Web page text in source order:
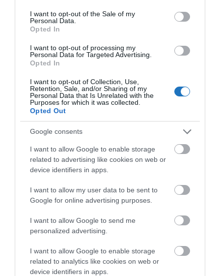
consent section.
I want to opt-out of the Sale of my
Personal Data.
Opted In
I want to opt-out of processing my
Personal Data for Targeted Advertising.
Opted In
I want to opt-out of Collection, Use,
Retention, Sale, and/or Sharing of my
Personal Data that Is Unrelated with the
Purposes for which it was collected.
Opted Out
Google consents
I want to allow Google to enable storage
related to advertising like cookies on web or
device identifiers in apps.
I want to allow my user data to be sent to
Google for online advertising purposes.
I want to allow Google to send me
personalized advertising.
I want to allow Google to enable storage
related to analytics like cookies on web or
device identifiers in apps.
van, köztük a jakartai székhelyű Lion Air Group és
leányvállalatai, a Batik Air Indonesia és a Batik Air
Malaysia.
Kérem nap végén az aznapi friss cikkeket!
EMIRATES HÍREK
"Az ember, aki a tengert nézi, szerelemtől
sújtott gyerek." Jean-Michel Maulpoix